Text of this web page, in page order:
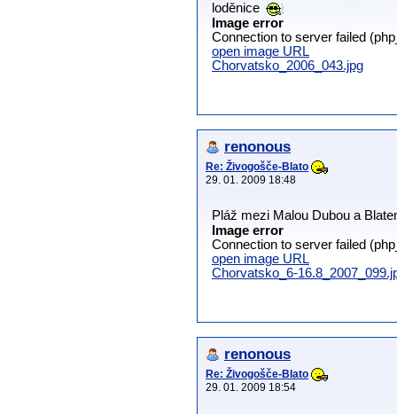
loděnice
Image error
Connection to server failed
open image URL
Chorvatsko_2006_043.jpg
renonous
Re: Živogošče-Blato
29. 01. 2009 18:48
Pláž mezi Malou Dubou a
Image error
Connection to server failed
open image URL
Chorvatsko_6-
renonous
Re: Živogošče-Blato
29. 01. 2009 18:54